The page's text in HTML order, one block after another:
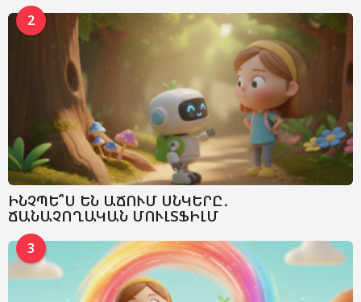
2
ԻՆՉՊԵ՞Ս ԵՆ ԱՃՈՒՄ ՍՆԿԵՐԸ․
ՃԱՆԱՉՈՂԱԿԱՆ ՄՈՒԼՏՖԻԼՄ
3